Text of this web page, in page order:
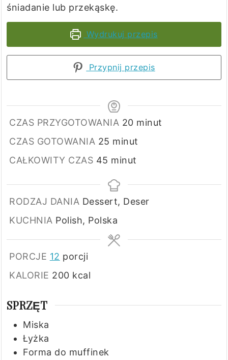
śniadanie lub przekąskę.
Wydrukuj przepis
Przypnij przepis
CZAS PRZYGOTOWANIA 20minuty
minut
CZAS GOTOWANIA 25 minuty
minut
CAŁKOWITY CZAS 45 minuty
minut
RODZAJ DANIA Dessert, Deser
KUCHNIA Polish, Polska
PORCJE 12 porcji
KALORIE 200 kcal
SPRZĘT
Miska
Łyżka
Forma do muffinek